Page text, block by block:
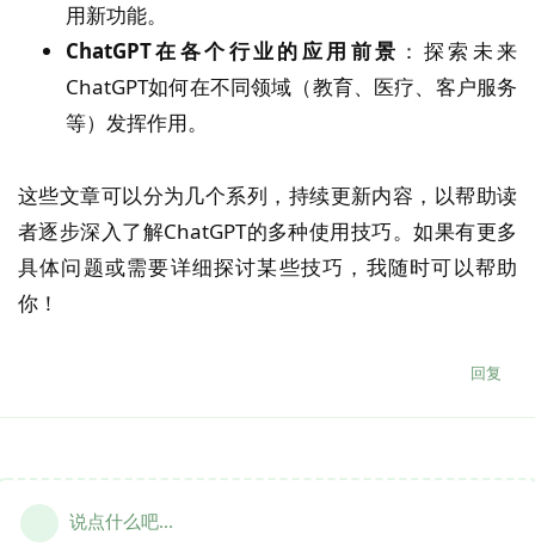
用新功能。
ChatGPT在各个行业的应用前景 ：探索未来
ChatGPT如何在不同领域（教育、医疗、客户服务
等）发挥作用。
这些文章可以分为几个系列，持续更新内容，以帮助读
者逐步深入了解ChatGPT的多种使用技巧。如果有更多
具体问题或需要详细探讨某些技巧，我随时可以帮助
你！
回复
说点什么吧...